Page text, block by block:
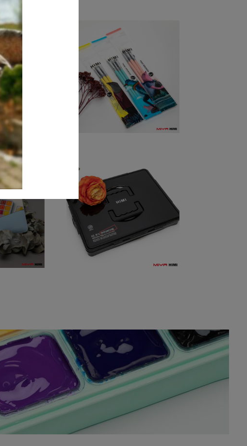
MIYA HIMI
PINSELSET 3-TEILIG
6,00€
CUP
24
MIYA HIMI
GOUACHE 56
FARBEN –
EXKLUSIVES
SCHWARZ-EDITION
59,00€